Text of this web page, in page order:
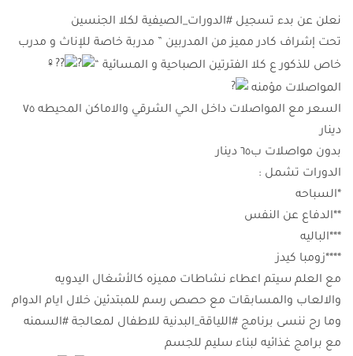
نعلن عن بدء تسجيل #الدورات_الصيفية لكلا الجنسين
تحت إشراف كادر مميز من المدربين ” مدربة خاصة للإناث و مدرب
خاص للذكور ع كلا الفترتين الصباحية و المسائية “
المواصلات مؤمنه
السعر مع المواصلات داخل الحي الشرقي والاماكن المحيطه ٧٥
دينار
بدون مواصلات ب٦٥ دينار
الدورات تشمل :
*السباحه
**الدفاع عن النفس
***الباليه
****زومبا كيدز
مع العلم سيتم اعطاء نشاطات مميزه كالأشغال اليدويه
والالعاب والمسابقات مع حصص رسم للمبتدئين خلال ايام الدوام
وما رح ننسى برنامج #اللياقة_البدنية للاطفال لمعالجة #السمنه
مع برامج غذائيه لبناء سليم للجسم